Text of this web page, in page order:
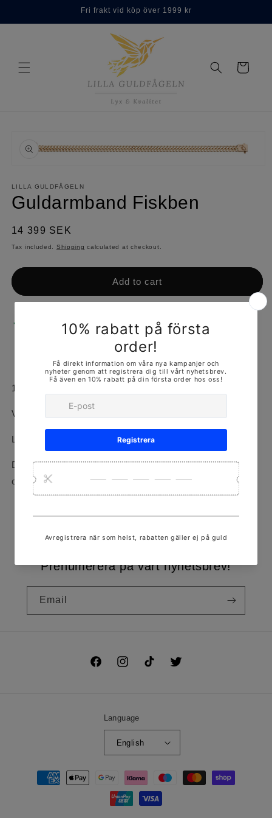
Fri frakt vid köp över 1999 kr
Cart
information
1
in
modal
LILLA GULDFÅGELN
Guldarmband Fiskben
Regular
price
14 399 SEK
Tax included. Shipping calculated at checkout.
Add to cart
Pickup available at ORMINGEPLAN 3
18k gulguld
Vikt: 6.6g
Längd: 18cm
Denna produkt finns i olika storlekar och mått, kontakta
oss för mer!
Prenumerera på vårt nyhetsbrev!
Email
FacebookInstagramTikTok Twitter
Language
English
Payment
methods